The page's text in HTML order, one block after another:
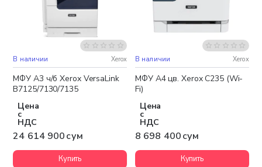
Бесплатная доставка
В наличии Xerox
МФУ A3 ч/б Xerox VersaLink
B7125/7130/7135
Цена
с
НДС
24 614 900 сум
Купить
Бесплатная доставка
В наличии Xerox
МФУ А4 цв. Xerox C235 (Wi-
Fi)
Цена
с
НДС
8 698 400 сум
Купить